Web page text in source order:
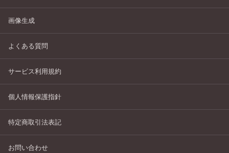
画像生成
よくある質問
サービス利用規約
個人情報保護指針
特定商取引法表記
お問い合わせ